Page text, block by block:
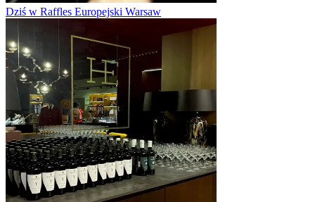
Dziś w Raffles Europejski Warsaw